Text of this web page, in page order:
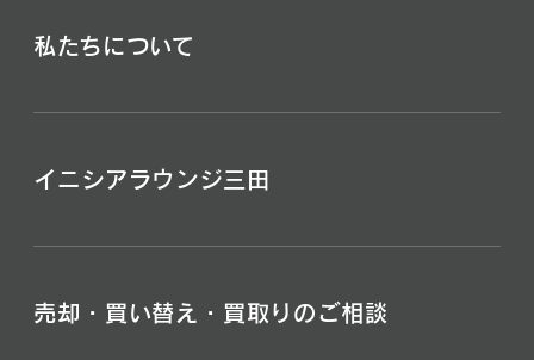
私たちについて
イニシアラウンジ三田
売却・買い替え・買取りのご相談